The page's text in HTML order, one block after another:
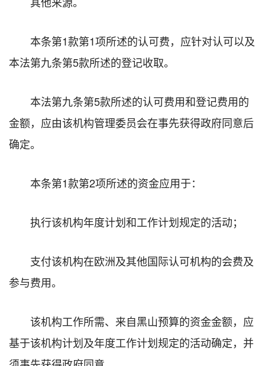
本条第1款第1项所述的认可费，应针对认可以及
本法第九条第5款所述的登记收取。
本法第九条第5款所述的认可费用和登记费用的
金额，应由该机构管理委员会在事先获得政府同意后
确定。
本条第1款第2项所述的资金应用于：
执行该机构年度计划和工作计划规定的活动；
支付该机构在欧洲及其他国际认可机构的会费及
参与费用。
该机构工作所需、来自黑山预算的资金金额，应
基于该机构计划及年度工作计划规定的活动确定，并